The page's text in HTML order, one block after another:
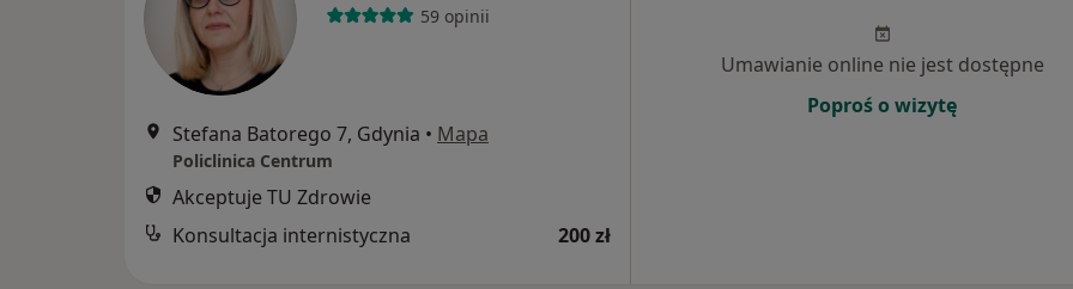
59 opinii
Stefana Batorego 7, Gdynia • Mapa
Policlinica Centrum
Akceptuje TU Zdrowie
Konsultacja internistyczna
200 zł
Umawianie online nie jest dostępne
Poproś o wizytę